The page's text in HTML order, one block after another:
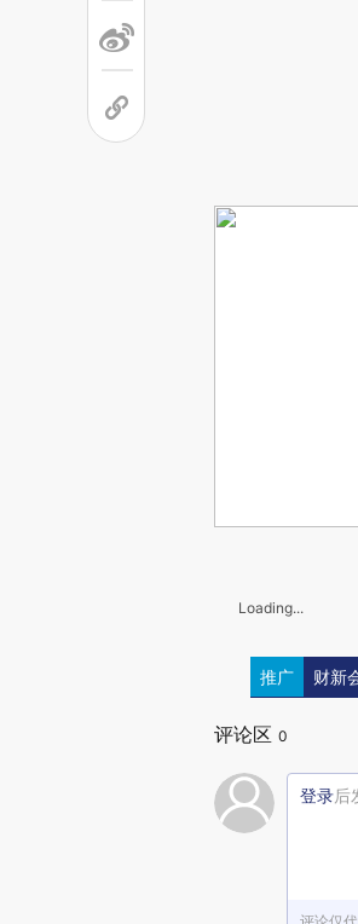
Loading...
推广 财新
评论区 0
登录后